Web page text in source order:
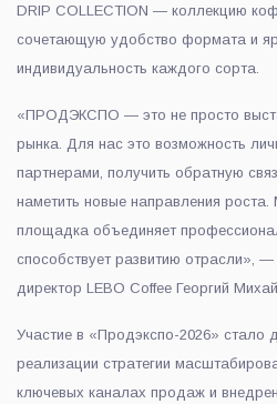
DRIP COLLECTION — коллекцию
сочетающую удобство формата и
индивидуальность каждого сорта.
«ПРОДЭКСПО — это не просто
рынка. Для нас это возможность
партнерами, получить обратную
наметить новые направления
площадка объединяет
способствует развитию отрасли»,
директор LEBO Coffee Георгий
Участие в «Продэкспо-2026» стало
реализации стратегии
ключевых каналах продаж и